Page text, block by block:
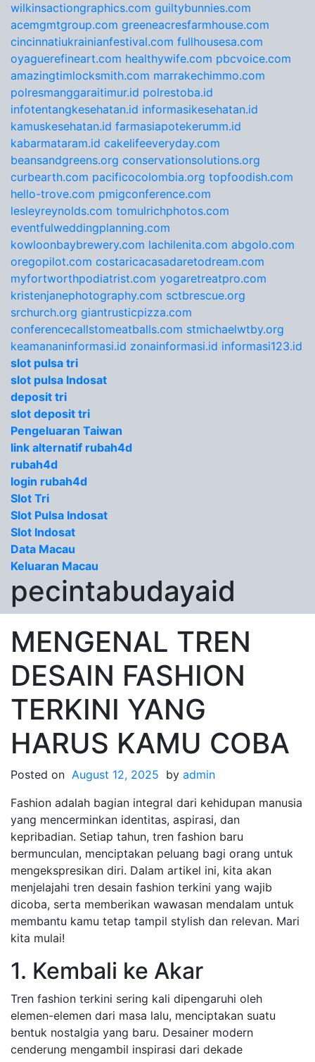
wilkinsactiongraphics.com guiltybunnies.com
acemgmtgroup.com greeneacresfarmhouse.com
cincinnatiukrainianfestival.com fullhousesa.com
oyaguerefineart.com healthywife.com pbcvoice.com
amazingtimlocksmith.com marrakechimmo.com
polresmanggaraitimur.id polrestoba.id
infotentangkesehatan.id informasikesehatan.id
kamuskesehatan.id farmasiapotekerumm.id
kabarmataram.id cakelifeeveryday.com
beansandgreens.org conservationsolutions.org
curbearth.com pacificocolombia.org topfoodish.com
hello-trove.com pmigconference.com
lesleyreynolds.com tomulrichphotos.com
eventfulweddingplanning.com
kowloonbaybrewery.com lachilenita.com abgolo.com
oregopilot.com costaricacasadaretodream.com
myfortworthpodiatrist.com yogaretreatpro.com
kristenjanephotography.com sctbrescue.org
srchurch.org giantrusticpizza.com
conferencecallstomeatballs.com stmichaelwtby.org
keamananinformasi.id zonainformasi.id informasi123.id
slot pulsa tri
slot pulsa Indosat
deposit tri
slot deposit tri
Pengeluaran Taiwan
link alternatif rubah4d
rubah4d
login rubah4d
Slot Tri
Slot Pulsa Indosat
Slot Indosat
Data Macau
Keluaran Macau
pecintabudayaid
MENGENAL TREN
DESAIN FASHION
TERKINI YANG
HARUS KAMU COBA
Posted on August 12, 2025 by admin
Fashion adalah bagian integral dari kehidupan manusia
yang mencerminkan identitas, aspirasi, dan
kepribadian. Setiap tahun, tren fashion baru
bermunculan, menciptakan peluang bagi orang untuk
mengekspresikan diri. Dalam artikel ini, kita akan
menjelajahi tren desain fashion terkini yang wajib
dicoba, serta memberikan wawasan mendalam untuk
membantu kamu tetap tampil stylish dan relevan. Mari
kita mulai!
1. Kembali ke Akar
Tren fashion terkini sering kali dipengaruhi oleh
elemen-elemen dari masa lalu, menciptakan suatu
bentuk nostalgia yang baru. Desainer modern
cenderung mengambil inspirasi dari dekade